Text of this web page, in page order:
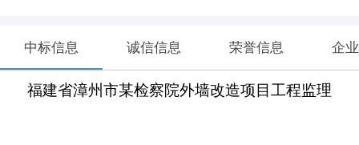
中标信息 诚信信息 荣誉信息 企
福建省漳州市某检察院外墙改造项目工程监理